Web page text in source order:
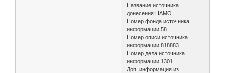
Название источника
донесения ЦАМО
Номер фонда источника
информации 58
Номер описи источника
информации 818883
Номер дела источника
информации 1301.
Доп. информация из